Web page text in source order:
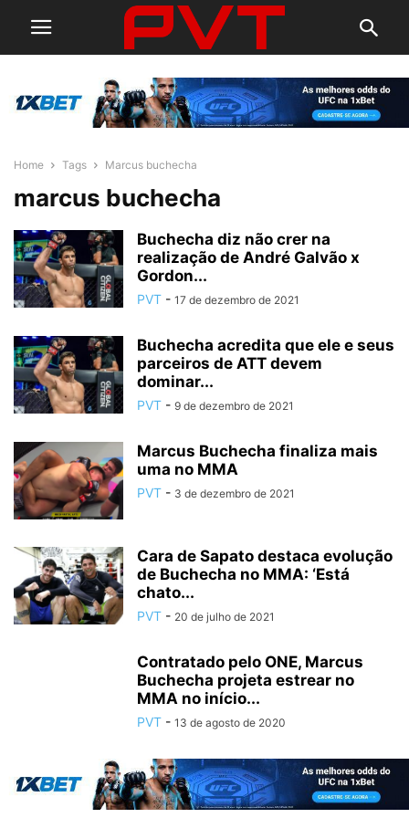
Home Tags Marcus buchecha
marcus buchecha
Buchecha diz não crer na
realização de André Galvão x
Gordon...
PVT - 17 de dezembro de 2021
Buchecha acredita que ele e seus
parceiros de ATT devem
dominar...
PVT - 9 de dezembro de 2021
Marcus Buchecha finaliza mais
uma no MMA
PVT - 3 de dezembro de 2021
Cara de Sapato destaca evolução
de Buchecha no MMA: ‘Está
chato...
PVT - 20 de julho de 2021
Contratado pelo ONE, Marcus
Buchecha projeta estrear no
MMA no início...
PVT - 13 de agosto de 2020